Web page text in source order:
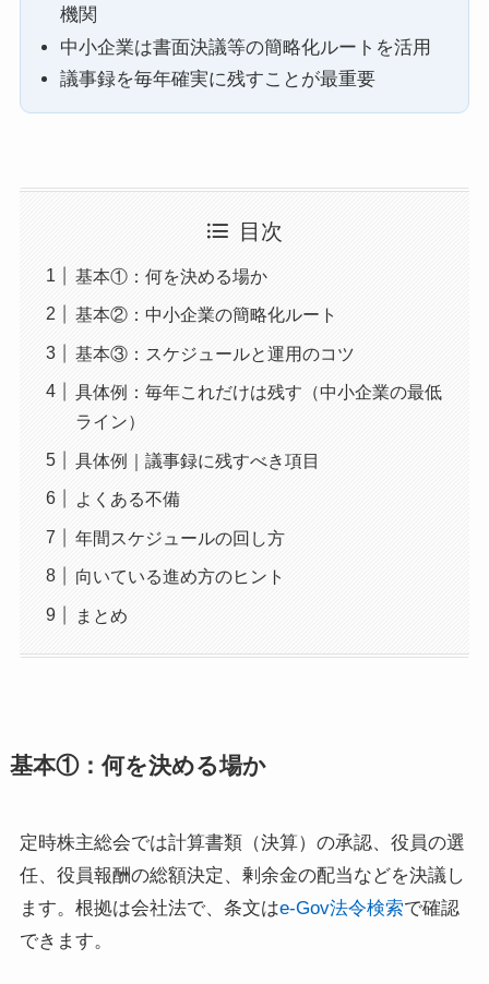
機関
中小企業は書面決議等の簡略化ルートを活用
議事録を毎年確実に残すことが最重要
目次
基本①：何を決める場か
基本②：中小企業の簡略化ルート
基本③：スケジュールと運用のコツ
具体例：毎年これだけは残す（中小企業の最低
ライン）
具体例｜議事録に残すべき項目
よくある不備
年間スケジュールの回し方
向いている進め方のヒント
まとめ
基本①：何を決める場か
定時株主総会では計算書類（決算）の承認、役員の選
任、役員報酬の総額決定、剰余金の配当などを決議し
ます。根拠は会社法で、条文はe-Gov法令検索で確認
できます。